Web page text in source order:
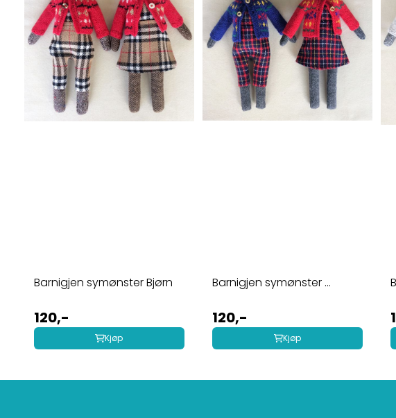
Barnigjen symønster Bjørn
120,-
Kjøp
Barnigjen symønster ...
120,-
Kjøp